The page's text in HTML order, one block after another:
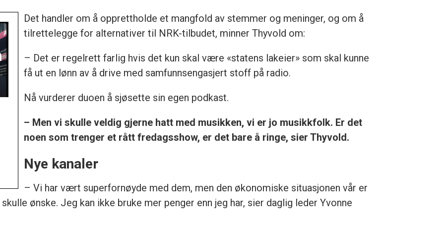
Det handler om å opprettholde et mangfold av stemmer og meninger, og om å
tilrettelegge for alternativer til NRK-tilbudet, minner Thyvold om:
– Det er regelrett farlig hvis det kun skal være «statens lakeier» som skal kunne
få ut en lønn av å drive med samfunnsengasjert stoff på radio.
Nå vurderer duoen å sjøsette sin egen podkast.
– Men vi skulle veldig gjerne hatt med musikken, vi er jo musikkfolk. Er det
noen som trenger et rått fredagsshow, er det bare å ringe, sier Thyvold.
Nye kanaler
– Vi har vært superfornøyde med dem, men den økonomiske situasjonen vår er
ønske. Jeg kan ikke bruke mer penger enn jeg har, sier daglig leder Yvonne